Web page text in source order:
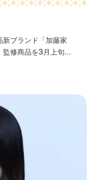
新ブランド「加藤家
監修商品を3月上旬